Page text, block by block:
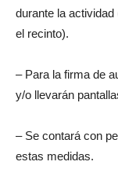
durante la
el recinto).
– Para la firma de
y/o llevarán
– Se contará con
estas medidas.